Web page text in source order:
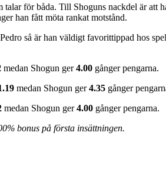
talar för båda. Till Shoguns nackdel är
han fått möta rankat motstånd.
så är han väldigt favorittippad hos
medan Shogun ger4.00 gånger pengarna.
medan Shogun ger4.35 gånger
medan Shogun ger4.00 gånger pengarna.
bonus på första insättningen.